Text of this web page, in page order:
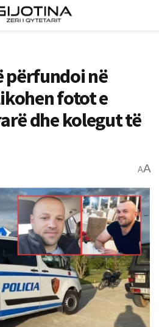
përfundoi në
fotot e
dhe kolegut të
AA